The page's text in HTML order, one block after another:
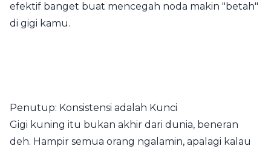
efektif banget buat mencegah noda makin "betah"
di gigi kamu.
Penutup: Konsistensi adalah Kunci
Gigi kuning itu bukan akhir dari dunia, beneran
deh. Hampir semua orang ngalamin, apalagi kalau